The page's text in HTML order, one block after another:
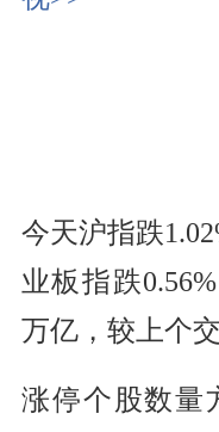
今天沪指跌
业板指跌
万亿，较上个
涨停个股数量